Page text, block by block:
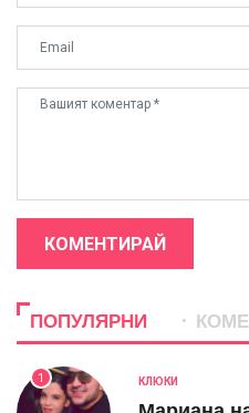
КОМЕНТИРАЙ
ПОПУЛЯРНИ
1 КЛЮКИ